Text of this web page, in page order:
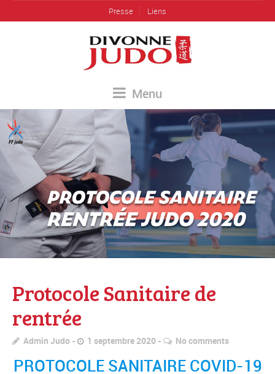
Presse Liens
Menu
Protocole Sanitaire de
rentrée
Admin Judo 1 septembre 2020 No comments
PROTOCOLE SANITAIRE COVID-19